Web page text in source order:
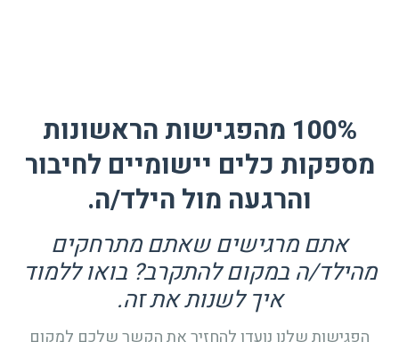
100% מהפגישות הראשונות
מספקות כלים יישומיים לחיבור
והרגעה מול הילד/ה.
אתם מרגישים שאתם מתרחקים
מהילד/ה במקום להתקרב? בואו ללמוד
איך לשנות את זה.